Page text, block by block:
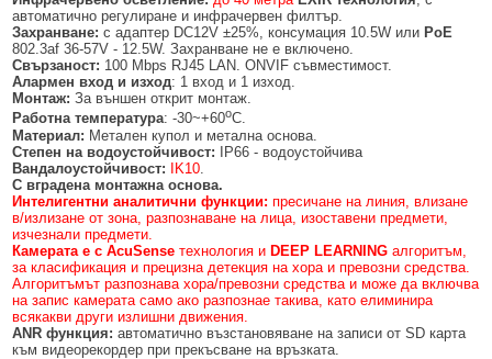
автоматично регулиране и инфрачервен филтър.
Захранване: с адаптер DC12V ±25%, консумация 10.5W или PoE
802.3af 36-57V - 12.5W. Захранване не е включено.
Свързаност: 100 Mbps RJ45 LAN. ONVIF съвместимост.
Алармен вход и изход: 1 вход и 1 изход.
Монтаж: За външен открит монтаж.
Работна температура: -30~+60оC.
Материал: Метален купол и метална основа.
Степен на водоустойчивост: IP66 - водоустойчива
Вандалоустойчивост: IK10
С вградена монтажна основа.
Интелигентни аналитични функции: пресичане на линия, влизане
в/излизане от зона, разпознаване на лица, изоставени предмети,
изчезнали предмети.
Камерата е с AcuSenseтехнология иDEEP LEARNING алгоритъм,
за класификация и прецизна детекция на хора и превозни средства.
Алгоритъмът разпознава хора/превозни средства и може да включва
на запис камерата само ако разпознае такива, като елиминира
всякакви други излишни движения.
ANR функция: автоматично възстановяване на записи от SD карта
към видеорекордер при прекъсване на връзката.